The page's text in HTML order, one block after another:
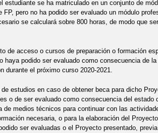
estudiante se ha matriculado en un conjunto de
pero no ha podido ser evaluado un módulo
se calculará sobre 800 horas, de modo que
de acceso o cursos de preparación o formación
haya podido ser evaluado como consecuencia de
durante el próximo curso 2020-2021.
estudios en caso de obtener beca para dicho
o de ser evaluado como consecuencia del
medios técnicos para continuar con las
necesaria, o para la elaboración del
ser evaluadas o el Proyecto presentado,